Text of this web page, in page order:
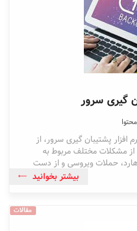
گیری سرور
افزار پشتیبان گیری سرور، از
مشکلات مختلف مربوط به
هارد، حملات ویروسی و از دست
بیشتر بخوانید
مقالات